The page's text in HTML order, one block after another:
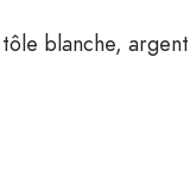
Bouteilles en verre 100 ml